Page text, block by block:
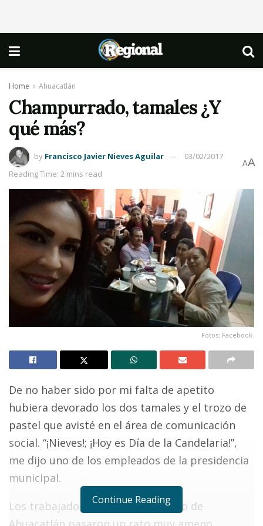
Home Ahuacatlán
Champurrado, tamales ¿Y
qué más?
by Francisco Javier Nieves Aguilar
03/02/2017
Reading Time: 2 mins read
AA
Fotos: Facebook.
De no haber sido por mi falta de apetito
hubiera devorado los dos tamales y el trozo de
pastel que avisté en el área de comunicación
social. “¡Nieves!; ¡Hoy es Día de la Candelaria!”,
me dijo uno de los empleados de la presidencia
municipal.
Los trabajadores del Ayuntamiento de
Continue Reading